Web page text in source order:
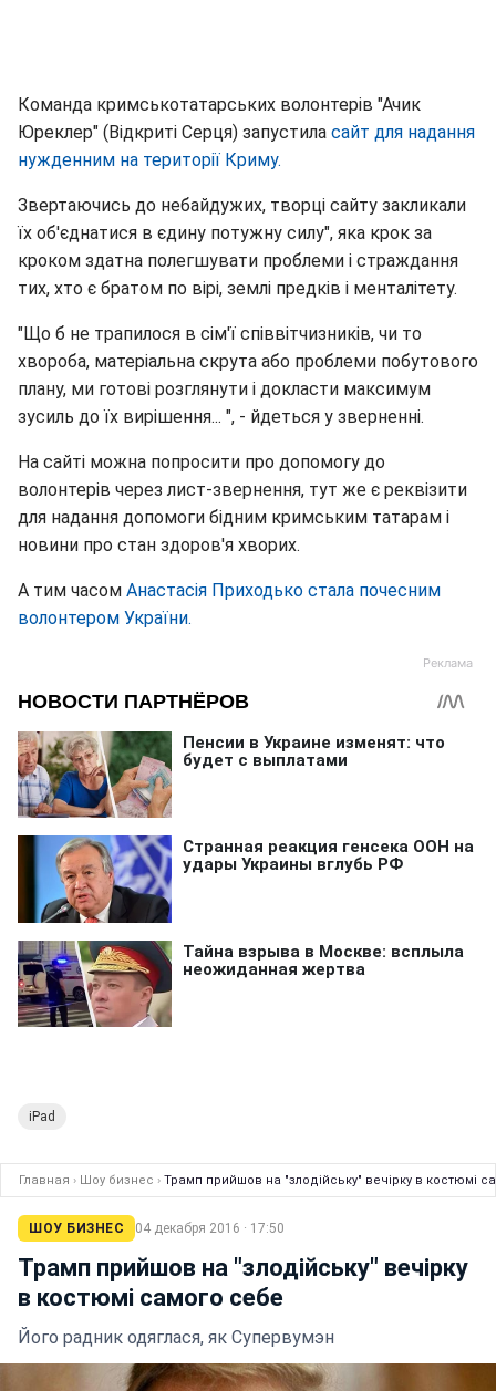
Команда кримськотатарських волонтерів "Ачик
Юреклер" (Відкриті Серця) запустила сайт для надання
нужденним на території Криму.
Звертаючись до небайдужих, творці сайту закликали
їх об'єднатися в єдину потужну силу", яка крок за
кроком здатна полегшувати проблеми і страждання
тих, хто є братом по вірі, землі предків і менталітету.
"Що б не трапилося в сім'ї співвітчизників, чи то
хвороба, матеріальна скрута або проблеми побутового
плану, ми готові розглянути і докласти максимум
зусиль до їх вирішення... ", - йдеться у зверненні.
На сайті можна попросити про допомогу до
волонтерів через лист-звернення, тут же є реквізити
для надання допомоги бідним кримським татарам і
новини про стан здоров'я хворих.
А тим часом Анастасія Приходько стала почесним
волонтером України.
iPad
Главная › Шоу бизнес › Трамп прийшов на "злодійську" вечірку в костюмі
ШОУ БИЗНЕС 04 декабря 2016 · 17:50
Трамп прийшов на "злодійську" вечірку
в костюмі самого себе
Його радник одяглася, як Супервумэн